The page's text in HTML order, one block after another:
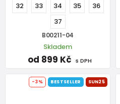
32
33 34 35
36
37
B00211-04
Skladem
od 899 Kč s DPH
-3% BESTSELLER SUN25